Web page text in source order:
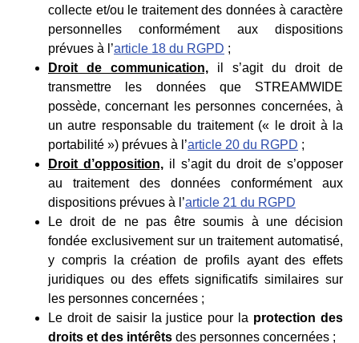
collecte et/ou le traitement des données à caractère
personnelles conformément aux dispositions
prévues à l’article 18 du RGPD ;
Droit de communication, il s’agit du droit de
transmettre les données que STREAMWIDE
possède, concernant les personnes concernées, à
un autre responsable du traitement (« le droit à la
portabilité ») prévues à l’article 20 du RGPD ;
Droit d’opposition,il s’agit du droit de s’opposer
au traitement des données conformément aux
dispositions prévues à l’article 21 du RGPD
Le droit de ne pas être soumis à une décision
fondée exclusivement sur un traitement automatisé,
y compris la création de profils ayant des effets
juridiques ou des effets significatifs similaires sur
les personnes concernées ;
Le droit de saisir la justice pour la protection des
droits et des intérêts des personnes concernées ;